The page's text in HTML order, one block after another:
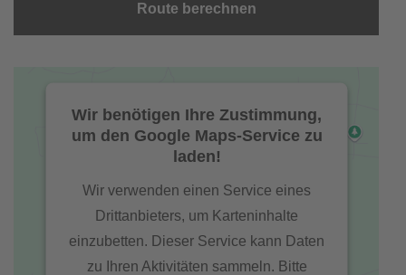
Route berechnen
Wir benötigen Ihre Zustimmung,
um den Google Maps-Service zu
laden!
Wir verwenden einen Service eines
Drittanbieters, um Karteninhalte
einzubetten. Dieser Service kann Daten
zu Ihren Aktivitäten sammeln. Bitte